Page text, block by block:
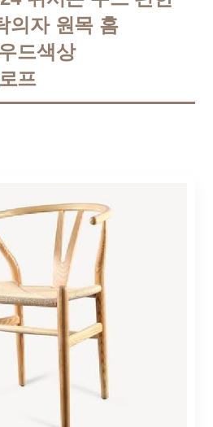
의자 원목 홈
드색상
프